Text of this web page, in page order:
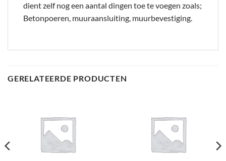
dient zelf nog een aantal dingen toe te voegen zoals;
Betonpoeren, muuraansluiting, muurbevestiging.
GERELATEERDE PRODUCTEN